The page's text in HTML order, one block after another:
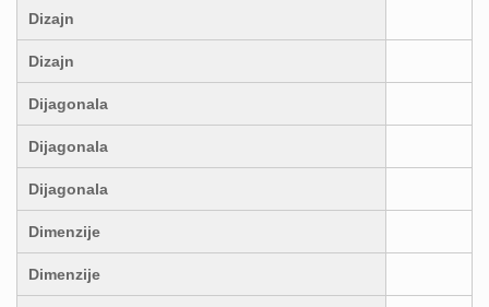
Dizajn
Dizajn
Dijagonala
Dijagonala
Dijagonala
Dimenzije
Dimenzije